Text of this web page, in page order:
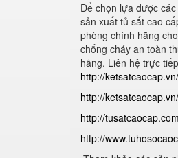
Để chọn lựa được
sản xuất tủ sắt cao
phòng chính hãng
chống cháy an toàn
hãng. Liên hệ trực
http://
http://
http://
http://